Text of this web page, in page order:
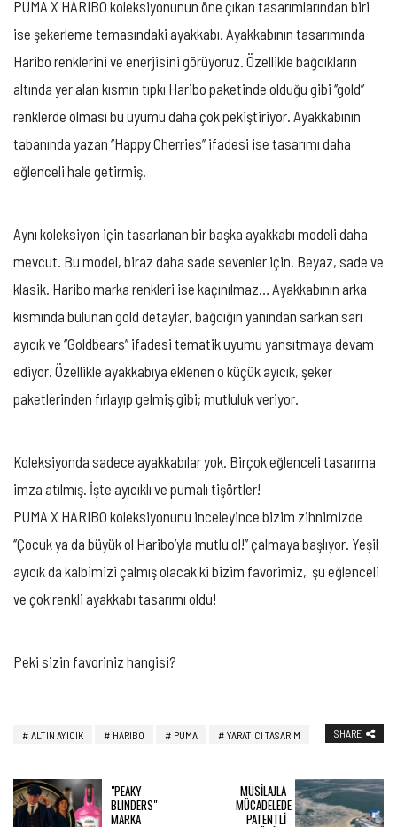
PUMA X HARIBO koleksiyonunun öne çıkan tasarımlarından biri
ise şekerleme temasındaki ayakkabı. Ayakkabının tasarımında
Haribo renklerini ve enerjisini görüyoruz. Özellikle bağcıkların
altında yer alan kısmın tıpkı Haribo paketinde olduğu gibi ‘’gold’’
renklerde olması bu uyumu daha çok pekiştiriyor. Ayakkabının
tabanında yazan ‘’Happy Cherries’’ ifadesi ise tasarımı daha
eğlenceli hale getirmiş.
Aynı koleksiyon için tasarlanan bir başka ayakkabı modeli daha
mevcut. Bu model, biraz daha sade sevenler için. Beyaz, sade ve
klasik. Haribo marka renkleri ise kaçınılmaz… Ayakkabının arka
kısmında bulunan gold detaylar, bağcığın yanından sarkan sarı
ayıcık ve ‘’Goldbears’’ ifadesi tematik uyumu yansıtmaya devam
ediyor. Özellikle ayakkabıya eklenen o küçük ayıcık, şeker
paketlerinden fırlayıp gelmiş gibi; mutluluk veriyor.
Koleksiyonda sadece ayakkabılar yok. Birçok eğlenceli tasarıma
imza atılmış. İşte ayıcıklı ve pumalı tişörtler!
PUMA X HARIBO koleksiyonunu inceleyince bizim zihnimizde
‘’Çocuk ya da büyük ol Haribo’yla mutlu ol!’’ çalmaya başlıyor. Yeşil
ayıcık da kalbimizi çalmış olacak ki bizim favorimiz, şu eğlenceli
ve çok renkli ayakkabı tasarımı oldu!
Peki sizin favoriniz hangisi?
ALTIN AYICIK HARIBO PUMA YARATICI TASARIM SHARE
"PEAKY
BLINDERS"
MARKA
MÜSİLAJLA
MÜCADELEDE
PATENTLİ